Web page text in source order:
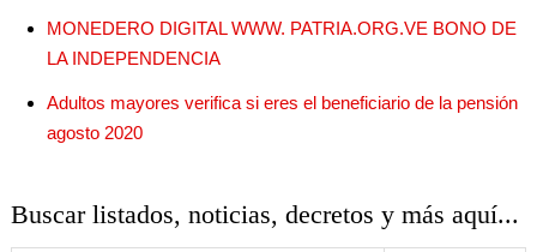
MONEDERO DIGITAL WWW. PATRIA.ORG.VE BONO DE
LA INDEPENDENCIA
Adultos mayores verifica si eres el beneficiario de la pensión
agosto 2020
Buscar listados, noticias, decretos y más aquí...